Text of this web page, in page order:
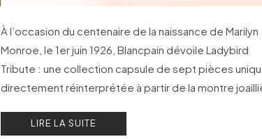
À l’occasion du centenaire de la naissance de Marilyn
Monroe, le 1er juin 1926, Blancpain dévoile Ladybird
Tribute : une collection capsule de sept pièces
directement réinterprétée à partir de la montre
LIRE LA SUITE